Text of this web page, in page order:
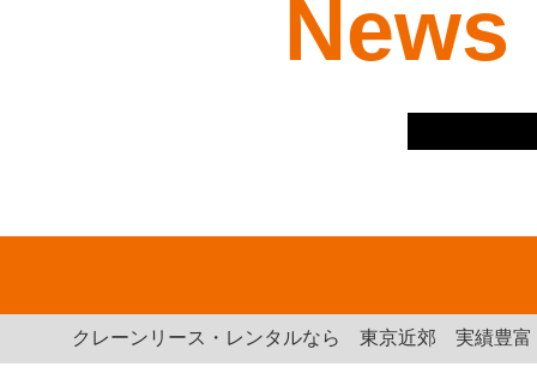
クレーンリース・レンタルなら 東京近郊 実績豊富